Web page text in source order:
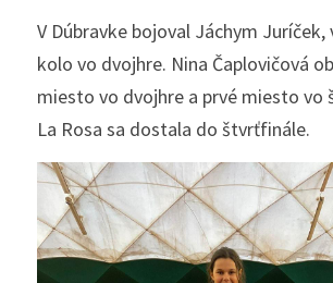
V Dúbravke bojoval Jáchym Juríček,
kolo vo dvojhre. Nina Čaplovičová
miesto vo dvojhre a prvé miesto vo
La Rosa sa dostala do štvrťfinále.